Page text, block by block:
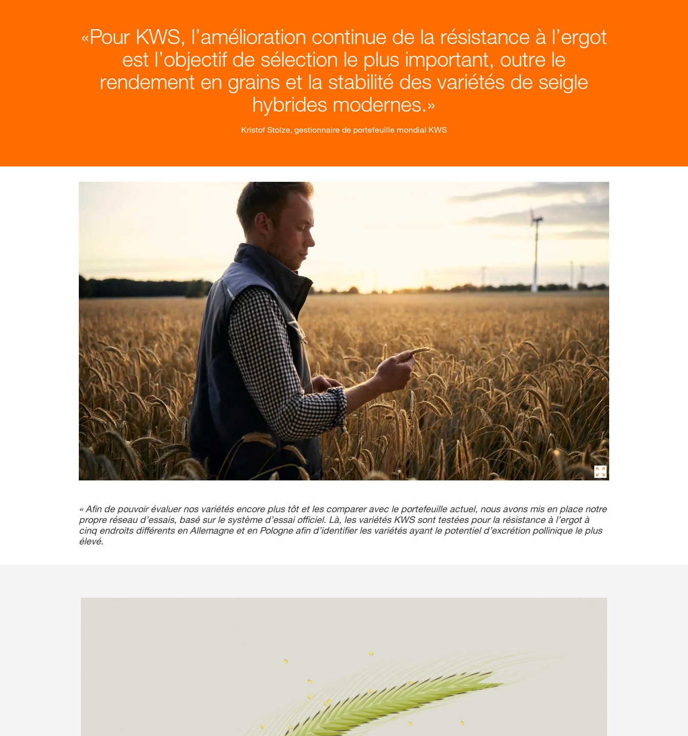
Pour KWS, l’amélioration continue de la résistance à l’ergot
est l’objectif de sélection le plus important, outre le
rendement en grains et la stabilité des variétés de seigle
hybrides modernes.
Kristof Stolze, gestionnaire de portefeuille mondial KWS
« Afin de pouvoir évaluer nos variétés encore plus tôt et les comparer avec le portefeuille actuel, nous avons mis en place notre
propre réseau d’essais, basé sur le système d’essai officiel. Là, les variétés KWS sont testées pour la résistance à l’ergot à
cinq endroits différents en Allemagne et en Pologne afin d’identifier les variétés ayant le potentiel d’excrétion pollinique le plus
élevé.